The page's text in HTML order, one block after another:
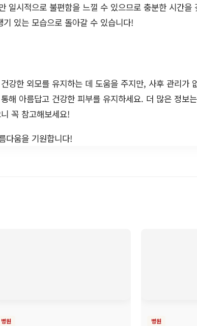
일시적으로 불편함을 느낄 수 있으므로 충분한 시간
있는 모습으로 돌아갈 수 있습니다!
강한 외모를 유지하는 데 도움을 주지만, 사후 관리가
해 아름답고 건강한 피부를 유지하세요. 더 많은 정보
꼭 참고해보세요!
다움을 기원합니다!
병원 병원